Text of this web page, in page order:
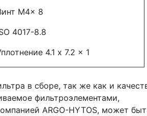
M4x 8
4017-8.8
4.1 x 7.2 x 1
в сборе, так же как и
фильтроэлементами,
ARGO-HYTOS, может